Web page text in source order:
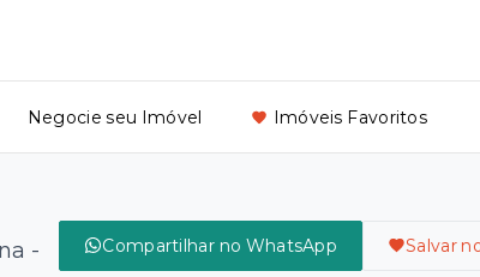
Negocie seu Imóvel Imóveis Favoritos
-
Compartilhar no WhatsApp Salvar